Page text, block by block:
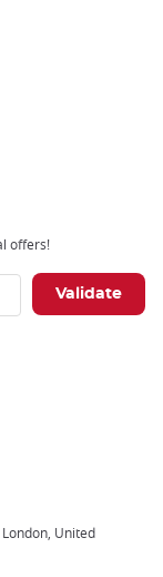
offers!
United